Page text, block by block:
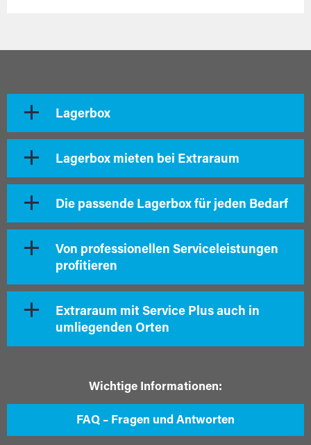
Lagerbox
Lagerbox mieten bei Extraraum
Die passende Lagerbox für jeden Bedarf
Von professionellen Serviceleistungen
profitieren
Extraraum mit Service Plus auch in
umliegenden Orten
Wichtige Informationen:
FAQ – Fragen und Antworten